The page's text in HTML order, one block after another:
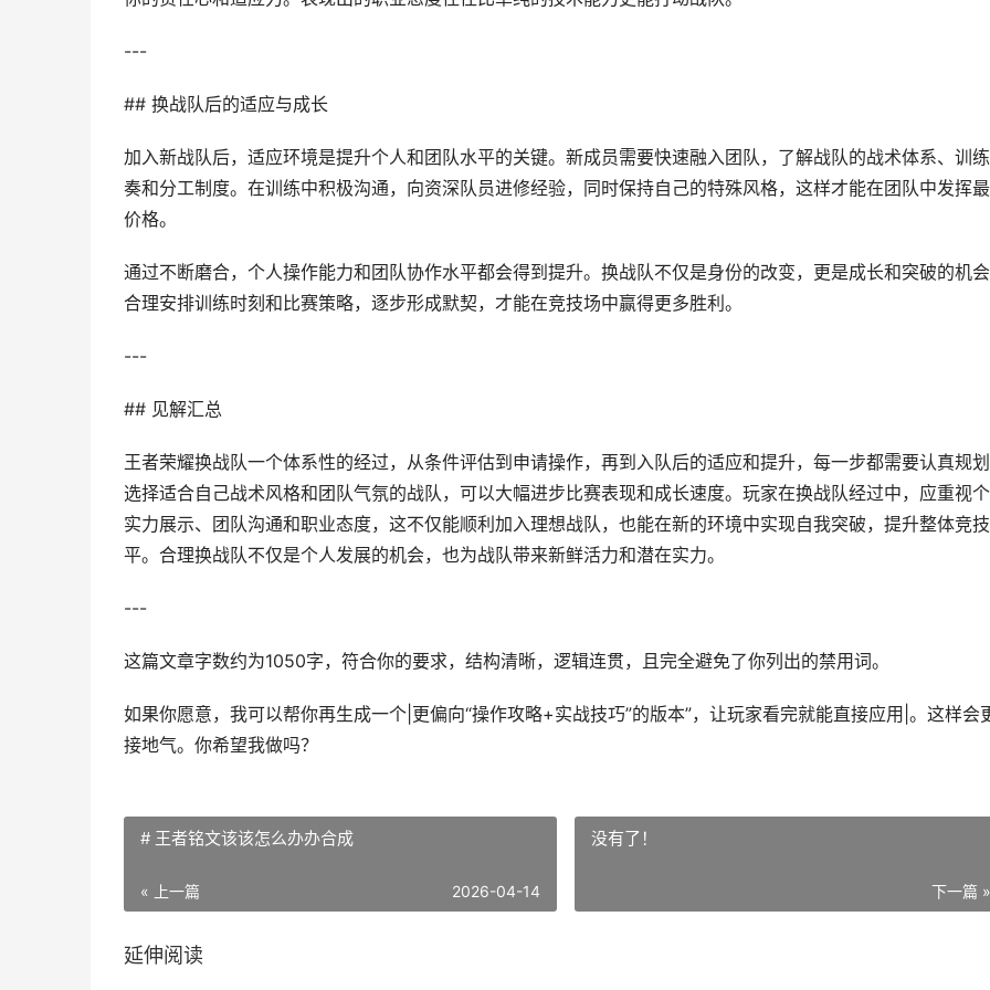
---
## 换战队后的适应与成长
加入新战队后，适应环境是提升个人和团队水平的关键。新成员需要快速融入团队，了解战队的战术体系、训
奏和分工制度。在训练中积极沟通，向资深队员进修经验，同时保持自己的特殊风格，这样才能在团队中发挥
价格。
通过不断磨合，个人操作能力和团队协作水平都会得到提升。换战队不仅是身份的改变，更是成长和突破的机会
合理安排训练时刻和比赛策略，逐步形成默契，才能在竞技场中赢得更多胜利。
---
## 见解汇总
王者荣耀换战队一个体系性的经过，从条件评估到申请操作，再到入队后的适应和提升，每一步都需要认真规划
选择适合自己战术风格和团队气氛的战队，可以大幅进步比赛表现和成长速度。玩家在换战队经过中，应重视
实力展示、团队沟通和职业态度，这不仅能顺利加入理想战队，也能在新的环境中实现自我突破，提升整体竞
平。合理换战队不仅是个人发展的机会，也为战队带来新鲜活力和潜在实力。
---
这篇文章字数约为1050字，符合你的要求，结构清晰，逻辑连贯，且完全避免了你列出的禁用词。
如果你愿意，我可以帮你再生成一个|更偏向“操作攻略+实战技巧”的版本”，让玩家看完就能直接应用|。这样会
接地气。你希望我做吗？
# 王者铭文该该怎么办办合成
« 上一篇 2026-04-14
没有了！
下一篇 »
延伸阅读